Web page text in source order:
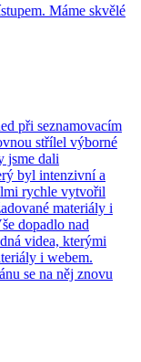
Máme skvělé
při seznamovacím
střílel výborné
jsme dali
byl intenzivní a
rychle vytvořil
materiály i
dopadlo nad
videa, kterými
i webem.
se na něj znovu